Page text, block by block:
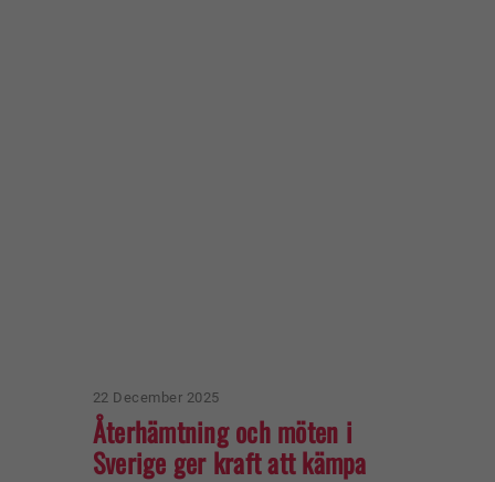
22 December 2025
Återhämtning och möten i
Sverige ger kraft att kämpa